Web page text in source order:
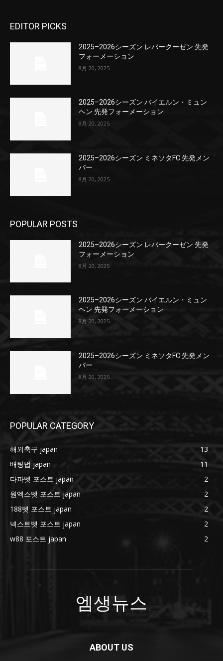
EDITOR PICKS
2025–2026シーズン レバークーゼン 先発
フォーメーション
8月 20, 2025
2025–2026シーズン バイエルン・ミュン
ヘン 先発フォーメーション
8月 20, 2025
2025–2026シーズン ミネソタFC 先発メン
バー
8月 20, 2025
POPULAR POSTS
2025–2026シーズン レバークーゼン 先発
フォーメーション
8月 20, 2025
2025–2026シーズン バイエルン・ミュン
ヘン 先発フォーメーション
8月 20, 2025
2025–2026シーズン ミネソタFC 先発メン
バー
8月 20, 2025
POPULAR CATEGORY
해외축구 japan
13
배팅법 japan
11
다파벳 포스트 japan
2
원엑스벳 포스트 japan
2
188벳 포스트 japan
2
넥스트벳 포스트 japan
2
w88 포스트 japan
2
엠생뉴스
ABOUT US